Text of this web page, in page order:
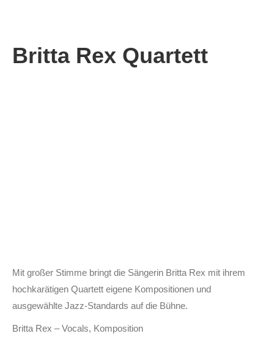
Britta Rex Quartett
Mit großer Stimme bringt die Sängerin Britta Rex mit ihrem
hochkarätigen Quartett eigene Kompositionen und
ausgewählte Jazz-Standards auf die Bühne.
Britta Rex – Vocals, Komposition